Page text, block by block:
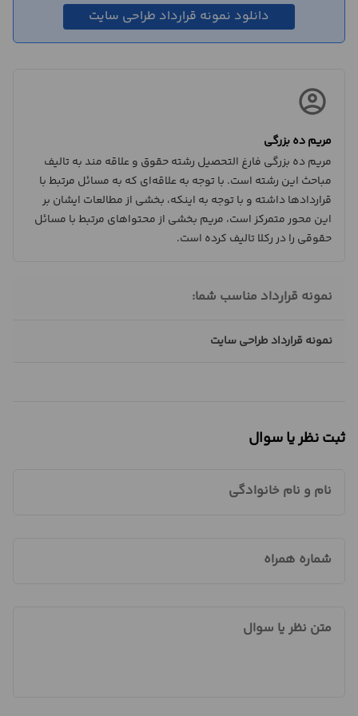
دانلود نمونه قرارداد طراحی سایت
مریم ده بزرگی
مریم ده بزرگی فارغ التحصیل رشته حقوق و علاقه مند به تالیف
مباحث این رشته است. با توجه به علاقه‌ای که به مسائل مرتبط با
قراردادها داشته و با توجه به اینکه، بخشی از مطالعات ایشان بر
این محور متمرکز است، مریم بخشی از محتواهای مرتبط با مسائل
حقوقی را در رکلا تالیف کرده است.
نمونه قرارداد مناسب شما:
نمونه قرارداد طراحی سایت
ثبت نظر یا سوال
نام و نام خانوادگی
شماره همراه
متن نظر یا سوال